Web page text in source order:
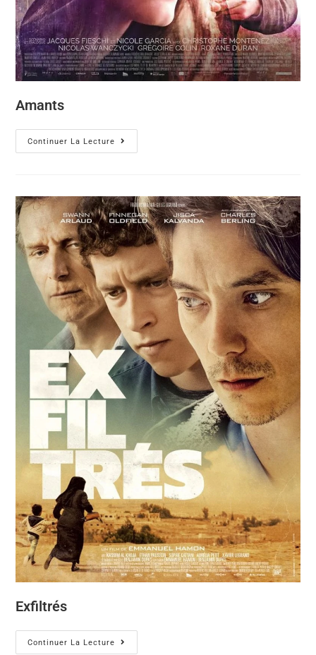
Amants
Continuer La Lecture
Exfiltrés
Continuer La Lecture